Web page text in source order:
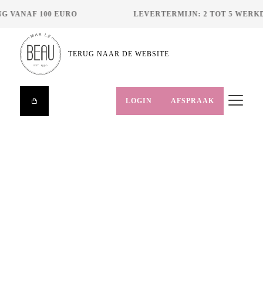
VANAF 100 EURO LEVERTERMIJN: 2 TOT 5
TERUG NAAR DE WEBSITE
LOGIN AFSPRAAK